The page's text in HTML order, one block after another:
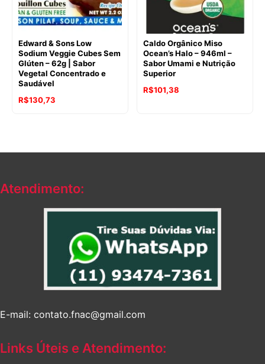
Edward & Sons Low
Sodium Veggie Cubes Sem
Glúten – 62g | Sabor
Vegetal Concentrado e
Saudável
O
R$130,73
Caldo Orgânico Miso
Ocean’s Halo – 946ml –
Sabor Umami e Nutrição
Superior
O
R$121,70.
R$101,38
R$101,38.
Atendimento:
E-mail: contato.fnac@gmail.com
Links Úteis e Atendimento: